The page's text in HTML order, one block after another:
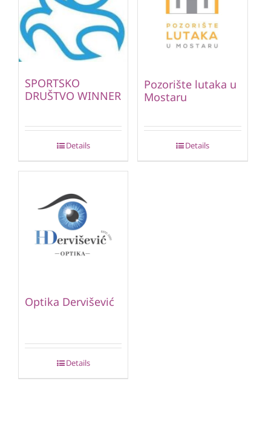
SPORTSKO
DRUŠTVO WINNER
Details
Pozorište lutaka u
Mostaru
Details
Optika Dervišević
Details